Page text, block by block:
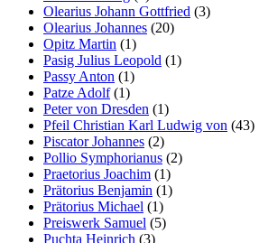
Olearius Johann Gottfried (3)
Olearius Johannes (20)
Opitz Martin (1)
Pasig Julius Leopold (1)
Passy Anton (1)
Patze Adolf(1)
Peter von Dresden (1)
Pfeil Christian Karl Ludwig von (43)
Piscator Johannes (2)
Pollio Symphorianus (2)
Praetorius Joachim (1)
Prätorius Benjamin (1)
Prätorius Michael (1)
Preiswerk Samuel (5)
Puchta Heinrich (3)